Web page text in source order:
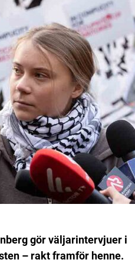
gör väljarintervjuer i
– rakt framför henne.